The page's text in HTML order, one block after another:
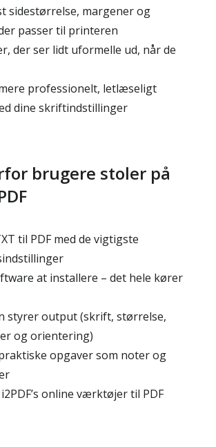
sidestørrelse, margener og
passer til printeren
der ser lidt uformelle ud, når de
professionelt, letlæseligt
dine skriftindstillinger
brugere stoler på
til PDF med de vigtigste
at installere – det hele kører
styrer output (skrift, størrelse,
og orientering)
opgaver som noter og
online værktøjer til PDF